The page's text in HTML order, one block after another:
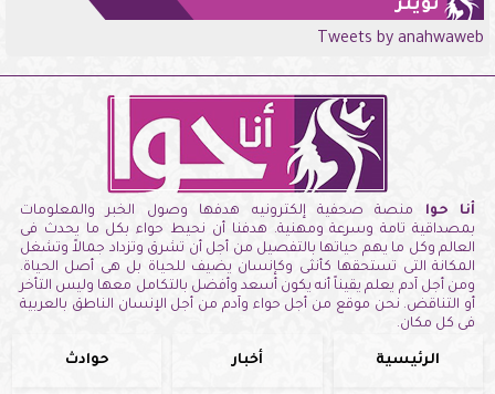
تويتر
Tweets by anahwaweb
أنا حوا منصة صحفية إلكترونيه هدفها وصول الخبر والمعلومات
بمصداقية تامة وسرعة ومهنية. هدفنا أن نحيط حواء بكل ما يحدث فى
العالم وكل ما يهم حياتها بالتفصيل من أجل أن تشرق وتزداد جمالاً وتشغل
المكانة التى تستحقها كأنثى وكإنسان يضيف للحياة بل هى أصل الحياة.
ومن أجل آدم يعلم يقيناً أنه يكون أسعد وأفضل بالتكامل معها وليس التأخر
أو التناقض. نحن موقع من أجل حواء وآدم من أجل الإنسان الناطق بالعربية
فى كل مكان.
الرئيسية أخبار حوادث